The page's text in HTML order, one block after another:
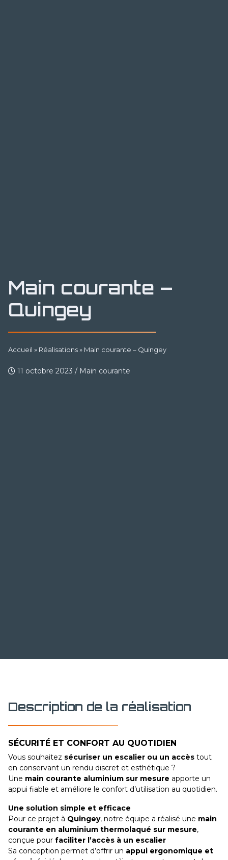
Main courante –
Quingey
Accueil » Réalisations» Main courante – Quingey
11 octobre 2023 / Main courante
Description de la réalisation
SÉCURITÉ ET CONFORT AU QUOTIDIEN
Vous souhaitez sécuriser un escalier ou un accès tout
en conservant un rendu discret et esthétique ?
Une main courante aluminium sur mesure apporte un
appui fiable et améliore le confort d’utilisation au quotidien.
Une solution simple et efficace
Pour ce projet à Quingey, notre équipe a réalisé une main
courante en aluminium thermolaqué sur mesure,
conçue pour faciliter l’accès à un escalier
Sa conception permet d’offrir un appui ergonomique et